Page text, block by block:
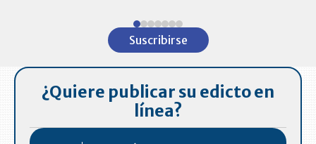
Suscribirse
¿Quiere publicar su edicto en
línea?